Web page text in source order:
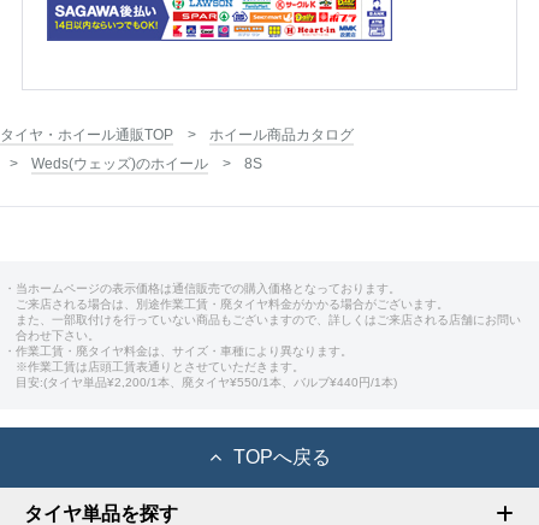
タイヤ・ホイール通販TOP
ホイール商品カタログ
Weds(ウェッズ)のホイール
8S
・当ホームページの表示価格は通信販売での購入価格となっております。
ご来店される場合は、別途作業工賃・廃タイヤ料金がかかる場合がございます。
また、一部取付けを行っていない商品もございますので、詳しくはご来店される店舗にお問い
合わせ下さい。
・作業工賃・廃タイヤ料金は、サイズ・車種により異なります。
※作業工賃は店頭工賃表通りとさせていただきます。
目安:(タイヤ単品¥2,200/1本、廃タイヤ¥550/1本、バルブ¥440円/1本)
TOPへ戻る
タイヤ単品を探す